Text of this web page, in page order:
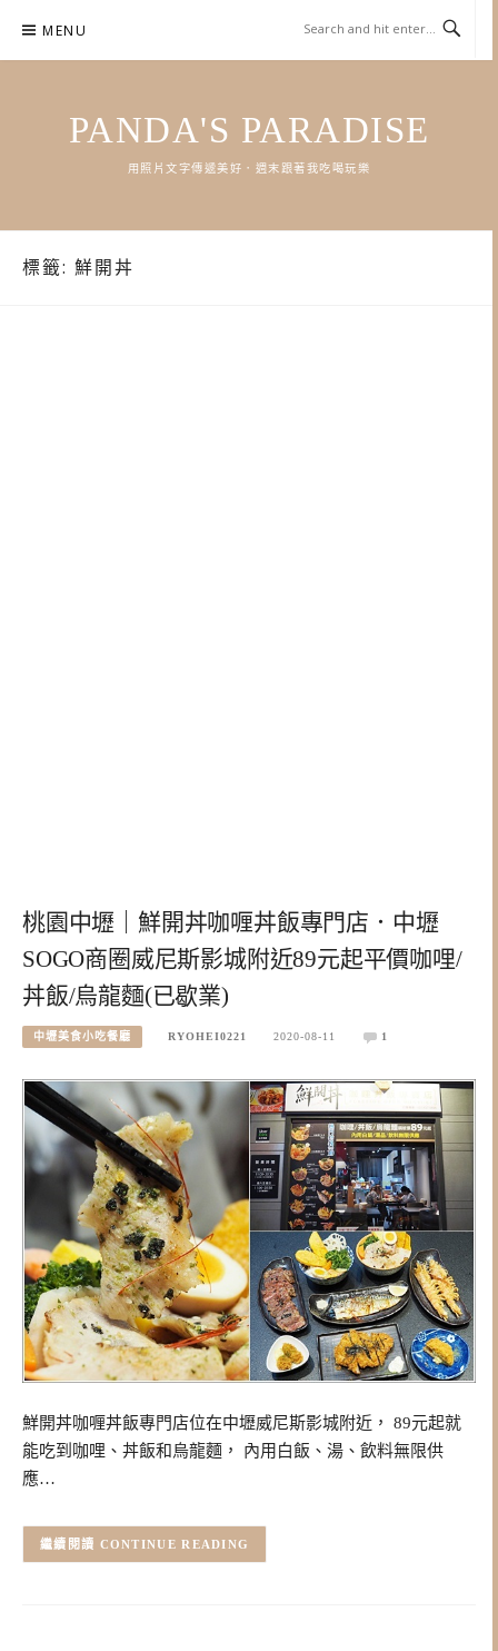
content
MENU
PANDA'S PARADISE
用照片文字傳遞美好．週末跟著我吃喝玩樂
標籤: 鮮開丼
桃園中壢｜鮮開丼咖喱丼飯專門店．中壢
SOGO商圈威尼斯影城附近89元起平價咖哩/
丼飯/烏龍麵(已歇業)
中壢美食小吃餐廳 RYOHEI0221 2020-08-11 1
鮮開丼咖喱丼飯專門店位在中壢威尼斯影城附近， 89元起就
能吃到咖哩、丼飯和烏龍麵， 內用白飯、湯、飲料無限供
應…
CONTINUE READING